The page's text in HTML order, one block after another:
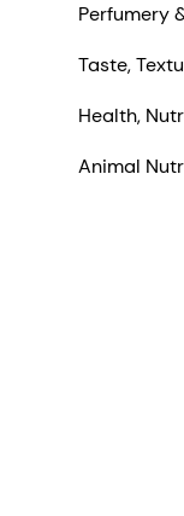
Perfumery
Taste,
Health,
Animal